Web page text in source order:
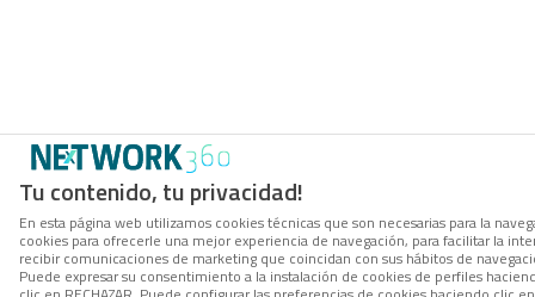
Tu contenido, tu privacidad!
En esta página web utilizamos cookies técnicas que son necesarias para la
cookies para ofrecerle una mejor experiencia de navegación, para facilitar la
recibir comunicaciones de marketing que coincidan con sus hábitos de
Puede expresar su consentimiento a la instalación de cookies de perfiles